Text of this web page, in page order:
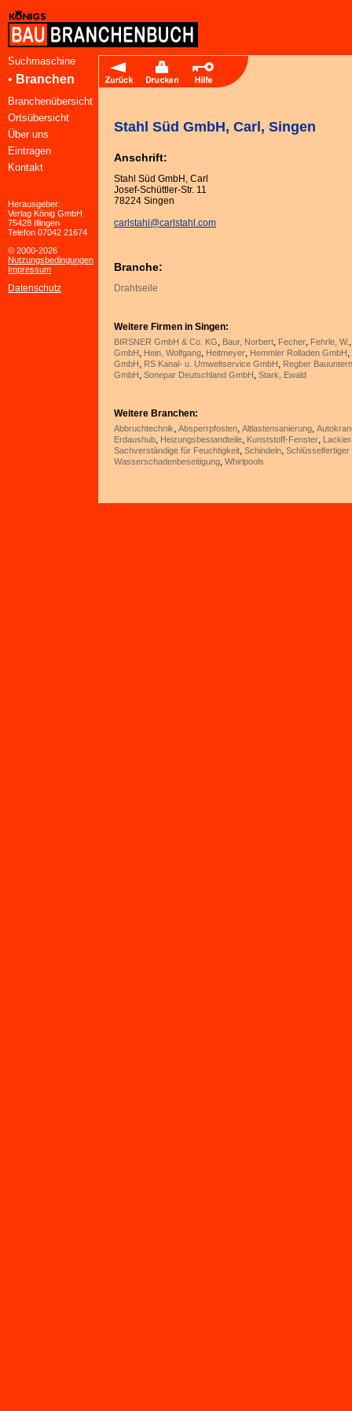
Suchmaschine
• Branchen
Branchenübersicht
Ortsübersicht
Über uns
Eintragen
Kontakt
Herausgeber:
Verlag König GmbH
75428 Illingen
Telefon 07042 21674
© 2000-2026
Nutzungsbedingungen
Impressum
Datenschutz
Stahl Süd GmbH, Carl, Singen
Anschrift:
Stahl Süd GmbH, Carl
Josef-Schüttler-Str. 11
78224 Singen
carlstahl@carlstahl.com
Branche:
Drahtseile
Weitere Firmen in Singen:
BIRSNER GmbH & Co. KG, Baur, Norbert, Fecher, Fehrle, W.
GmbH, Hein, Wolfgang, Heitmeyer, Hemmler Rolladen GmbH,
GmbH, RS Kanal- u. Umweltservice GmbH, Regber
GmbH, Sonepar Deutschland GmbH, Stark, Ewald
Weitere Branchen:
Abbruchtechnik, Absperrpfosten, Altlastensanierung,
Erdaushub, Heizungsbestandteile, Kunststoff-Fenster,
Sachverständige für Feuchtigkeit, Schindeln, Schlüsselfertiger
Wasserschadenbeseitigung, Whirlpools